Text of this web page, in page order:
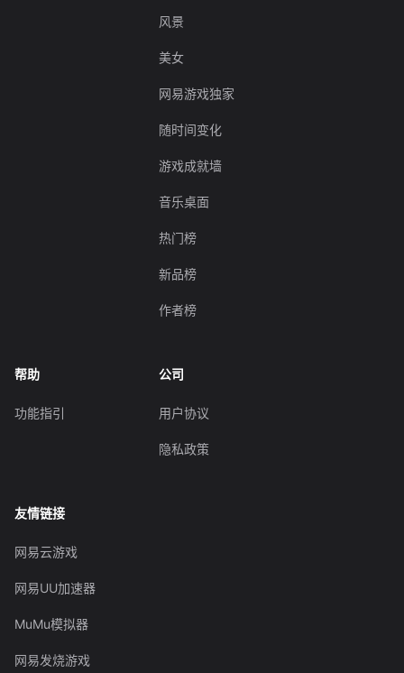
风景
美女
网易游戏独家
随时间变化
游戏成就墙
音乐桌面
热门榜
新品榜
作者榜
帮助
功能指引
公司
用户协议
隐私政策
友情链接
网易云游戏
网易UU加速器
MuMu模拟器
网易发烧游戏